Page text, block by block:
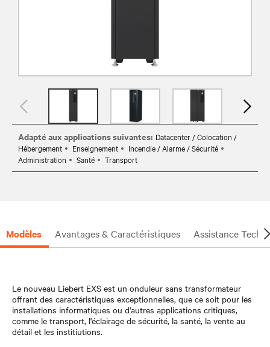
Adapté aux applications suivantes: Datacenter / Colocation /
Hébergement
Enseignement
Incendie / Alarme / Sécurité
Administration
Santé Transport
Modèles Avantages & Caractéristiques Assistance
Le nouveau Liebert EXS est un onduleur sans transformateur
offrant des caractéristiques exceptionnelles, que ce soit pour les
installations informatiques ou d'autres applications critiques,
comme le transport, l'éclairage de sécurité, la santé, la vente au
détail et les institiutions.